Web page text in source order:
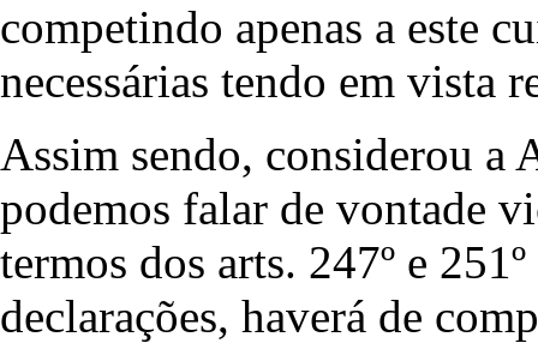
competindo apenas a este
necessárias tendo em vista
Assim sendo, considerou a
podemos falar de vontade
termos dos arts. 247º e
declarações, haverá de